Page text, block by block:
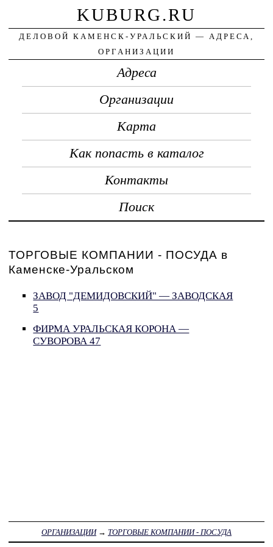
KUBURG.RU
ДЕЛОВОЙ КАМЕНСК-УРАЛЬСКИЙ — АДРЕСА,
ОРГАНИЗАЦИИ
Адреса
Организации
Карта
Как попасть в каталог
Контакты
Поиск
ТОРГОВЫЕ КОМПАНИИ - ПОСУДА в
Каменске-Уральском
ЗАВОД "ДЕМИДОВСКИЙ" — ЗАВОДСКАЯ
5
ФИРМА УРАЛЬСКАЯ КОРОНА —
СУВОРОВА 47
ОРГАНИЗАЦИИ→ ТОРГОВЫЕ КОМПАНИИ - ПОСУДА